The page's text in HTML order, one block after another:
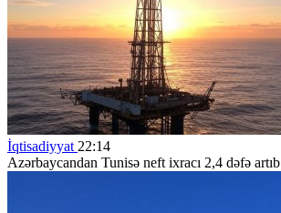
İqtisadiyyat 22:14
Azərbaycandan Tunisə neft ixracı 2,4 dəfə artıb